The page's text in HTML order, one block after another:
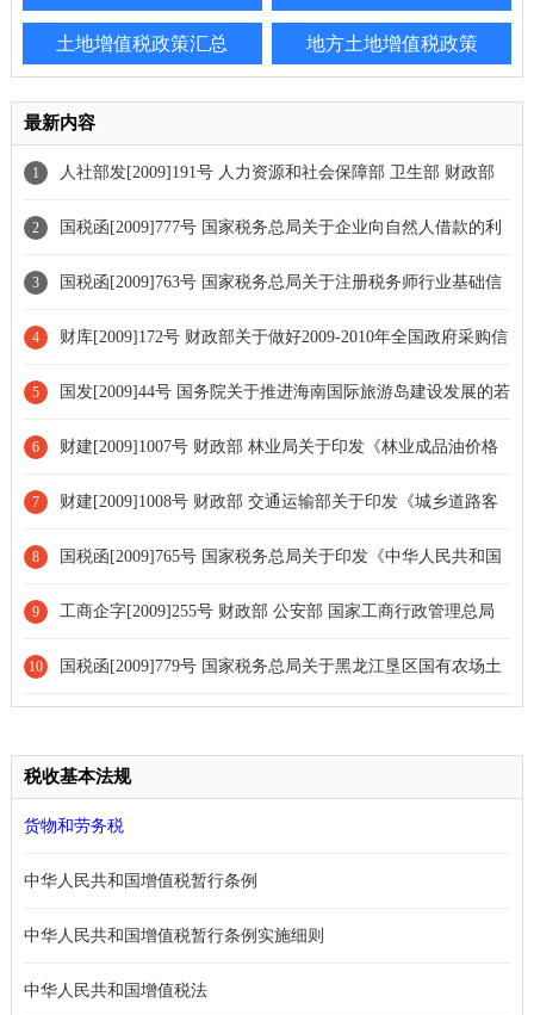
土地增值税政策汇总 地方土地增值税政策
最新内容
1 人社部发[2009]191号 人力资源和社会保障部 卫生部 财政部
关于印发流动就业人员基本医疗保障关系转移接续暂行办法的通知
2 国税函[2009]777号 国家税务总局关于企业向自然人借款的利
息支出企业所得税税前扣除问题的通知
3 国税函[2009]763号 国家税务总局关于注册税务师行业基础信
息共享有关问题的通知[全文废止]
4 财库[2009]172号 财政部关于做好2009-2010年全国政府采购信
息统计工作的通知
5 国发[2009]44号 国务院关于推进海南国际旅游岛建设发展的若
干意见
6 财建[2009]1007号 财政部 林业局关于印发《林业成品油价格
补助专项资金管理暂行办法》的通知[全文废止]
7 财建[2009]1008号 财政部 交通运输部关于印发《城乡道路客
运成品油价格补助专项资金管理暂行办法》和《岛际和农村水路客
运成品油价格补助专项资金管理暂行办法》的通知[全文废止]
8 国税函[2009]765号 国家税务总局关于印发《中华人民共和国
政府和土库曼斯坦政府对所得避免双重征税和防止偷漏税的协定》
及议定书文本并请做好执行准备的通知
9 工商企字[2009]255号 财政部 公安部 国家工商行政管理总局
中国人民银行 中国银行业监督管理委员会关于开展整治企业登记
10 国税函[2009]779号 国家税务总局关于黑龙江垦区国有农场土
税收基本法规
货物和劳务税
中华人民共和国增值税暂行条例
中华人民共和国增值税暂行条例实施细则
中华人民共和国增值税法